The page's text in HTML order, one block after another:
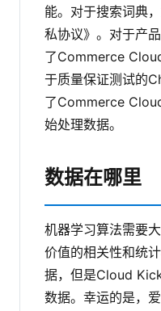
能。对于搜索词典
私协议》。对于产
了Commerce
于质量保证测试的
了Commerce
始处理数据。
数据在哪里
机器学习算法需要
价值的相关性和统
据，但是Cloud
数据。幸运的是，